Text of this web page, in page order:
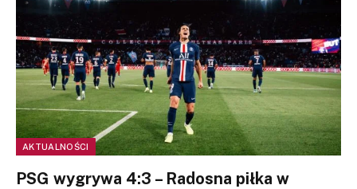
AKTUALNOŚCI
PSG wygrywa 4:3 – Radosna piłka w